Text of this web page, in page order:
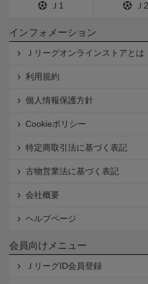
Ｊ1 Ｊ2
インフォメーション
Ｊリーグオンラインストアとは
利用規約
個人情報保護方針
Cookieポリシー
特定商取引法に基づく表記
古物営業法に基づく表記
会社概要
ヘルプページ
会員向けメニュー
ＪリーグID会員登録